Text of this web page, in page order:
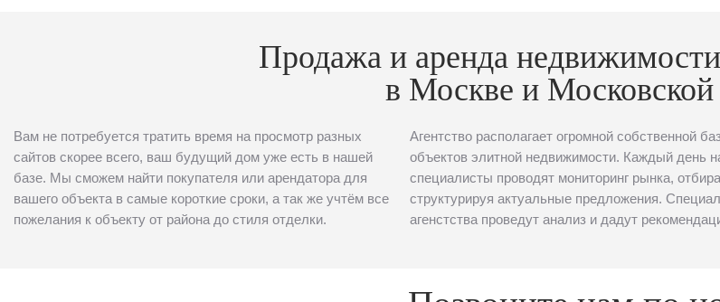
Продажа и аренда
в Москве и Московской
Вам не потребуется тратить время на просмотр разных
сайтов скорее всего, ваш будущий дом уже есть в нашей
базе. Мы сможем найти покупателя или арендатора для
вашего объекта в самые короткие сроки, а так же учтём все
пожелания к объекту от района до стиля отделки.
Агентство располагает огромной собственной
объектов элитной недвижимости. Каждый день
специалисты проводят мониторинг рынка,
структурируя актуальные предложения.
агенстства проведут анализ и дадут